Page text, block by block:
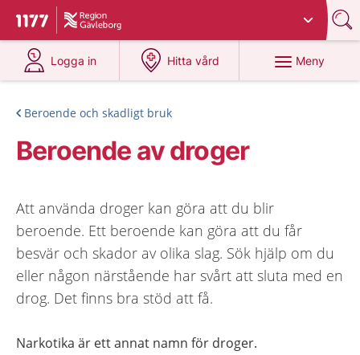
Till startsidan för 1177
Du har valt region
Logga in
på 1177.se
Hitta vård
på 1177.se
Meny
Beroende och skadligt bruk
Beroende av droger
Att använda droger kan göra att du blir
beroende. Ett beroende kan göra att du får
besvär och skador av olika slag. Sök hjälp om du
eller någon närstående har svårt att sluta med en
drog. Det finns bra stöd att få.
Narkotika är ett annat namn för droger.